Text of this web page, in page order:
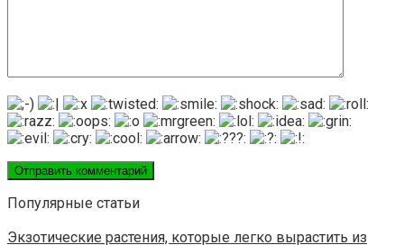
Популярные статьи
Экзотические растения, которые легко вырастить из